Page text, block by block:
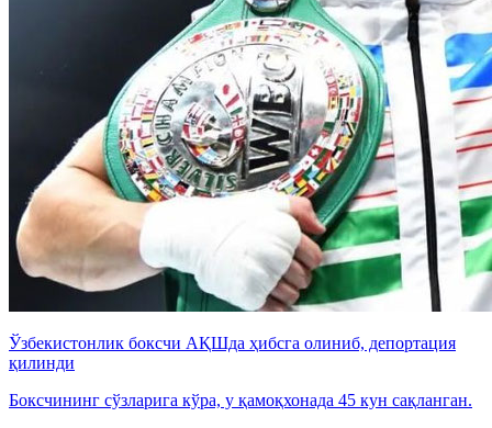
Ўзбекистонлик боксчи АҚШда ҳибсга олиниб, депортация
қилинди
Боксчининг сўзларига кўра, у қамоқхонада 45 кун сақланган.